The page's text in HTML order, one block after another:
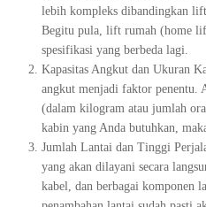
lebih kompleks dibandingkan
Begitu pula, lift rumah (home
spesifikasi yang berbeda lagi.
Kapasitas Angkut dan Ukuran
angkut menjadi faktor penentu.
(dalam kilogram atau jumlah
kabin yang Anda butuhkan,
Jumlah Lantai dan Tinggi
yang akan dilayani secara
kabel, dan berbagai komponen